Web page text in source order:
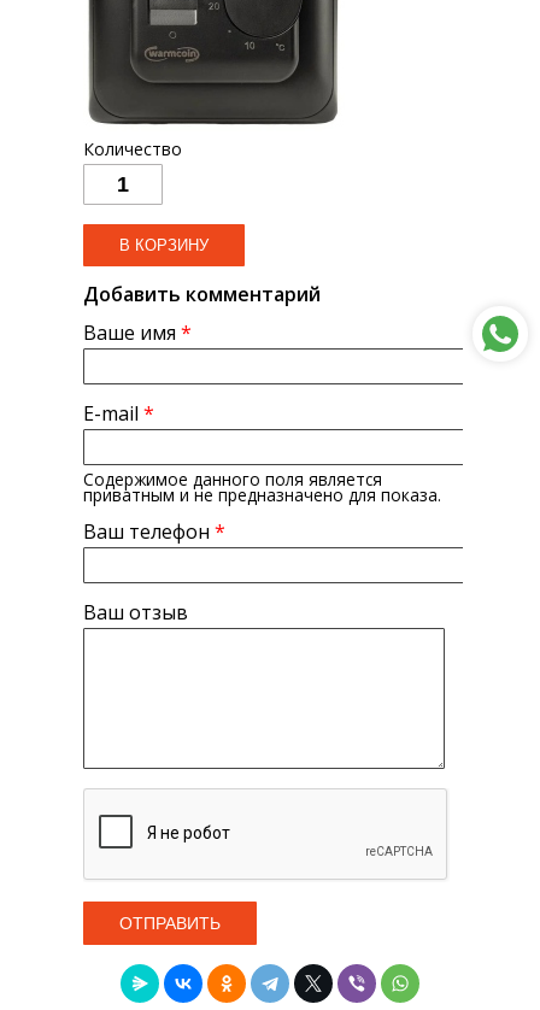
Количество
Добавить комментарий
Ваше имя *
E-mail *
Содержимое данного поля является
приватным и не предназначено для показа.
Ваш телефон *
Ваш отзыв